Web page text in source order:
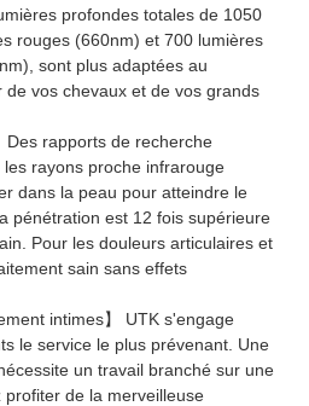
profondes totales de 1050
rouges (660nm) et 700 lumières
sont plus adaptées au
vos chevaux et de vos grands
Des rapports de recherche
rayons proche infrarouge
dans la peau pour atteindre le
pénétration est 12 fois supérieure
Pour les douleurs articulaires et
sain sans effets
intimes】 UTK s'engage
le service le plus prévenant. Une
un travail branché sur une
de la merveilleuse